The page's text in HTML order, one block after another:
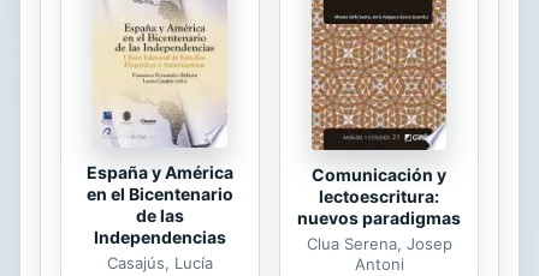
construir tu confianza en ti mismo
sobre la base sólida de la
competencia. Necesitas ser lo mejor
que puedas ser en algo. Con esta
guía paso a...
España y América
en el Bicentenario
de las
Independencias
Casajús, Lucía
Comunicación y
lectoescritura:
nuevos paradigmas
Clua Serena, Josep
Antoni